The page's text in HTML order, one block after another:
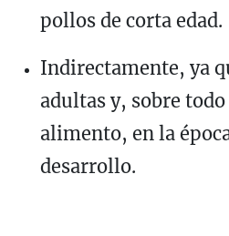
pollos de corta edad.
Indirectamente, ya
adultas y, sobre
alimento, en la
desarrollo.